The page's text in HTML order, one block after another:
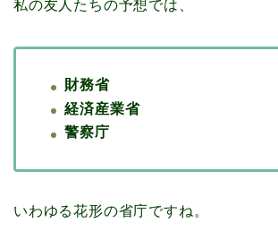
私の友人たちの予想では、
財務省
経済産業省
警察庁
いわゆる花形の省庁ですね。